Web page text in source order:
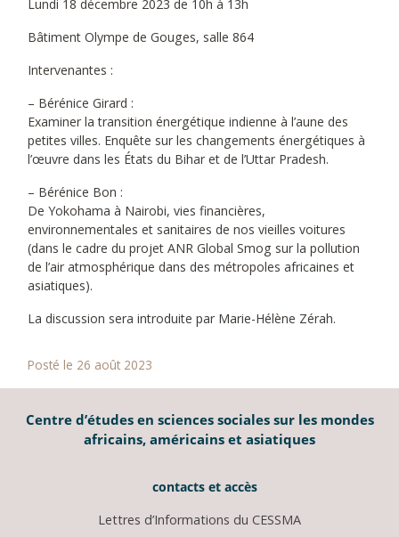
Lundi 18 décembre 2023 de 10h à 13h
Bâtiment Olympe de Gouges, salle 864
Intervenantes :
– Bérénice Girard :
Examiner la transition énergétique indienne à l’aune des
petites villes. Enquête sur les changements énergétiques à
l’œuvre dans les États du Bihar et de l’Uttar Pradesh.
– Bérénice Bon :
De Yokohama à Nairobi, vies financières,
environnementales et sanitaires de nos vieilles voitures
(dans le cadre du projet ANR Global Smog sur la pollution
de l’air atmosphérique dans des métropoles africaines et
asiatiques).
La discussion sera introduite par Marie-Hélène Zérah.
Posté le 26 août 2023
Centre d’études en sciences sociales sur les mondes
africains, américains et asiatiques
contacts et accès
Lettres d’Informations du CESSMA